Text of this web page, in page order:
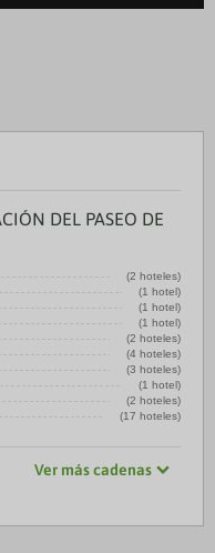
DEL PASEO DE
(2 hoteles)
(1 hotel)
(1 hotel)
(1 hotel)
(2 hoteles)
(4 hoteles)
(3 hoteles)
(1 hotel)
(2 hoteles)
(17 hoteles)
Ver más cadenas